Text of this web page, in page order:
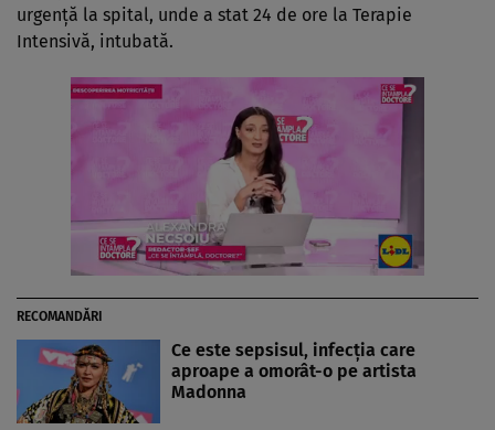
urgență la spital, unde a stat 24 de ore la Terapie
Intensivă, intubată.
RECOMANDĂRI
Ce este sepsisul, infecția care
aproape a omorât-o pe artista
Madonna